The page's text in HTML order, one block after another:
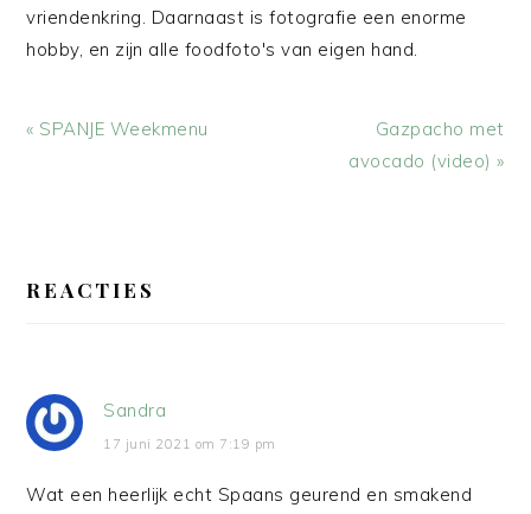
vriendenkring. Daarnaast is fotografie een enorme
hobby, en zijn alle foodfoto's van eigen hand.
Vorig
« SPANJE Weekmenu
Volgend
bericht:
Gazpacho met
avocado (video) »
INTERACTIES
REACTIES
Sandra
17 juni 2021 om 7:19 pm
Wat een heerlijk echt Spaans geurend en smakend